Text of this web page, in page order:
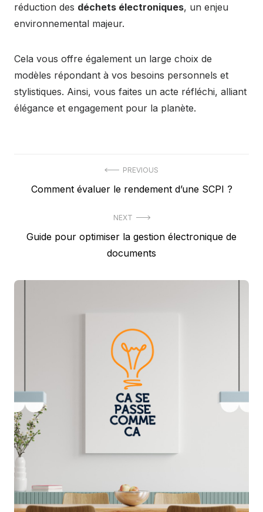
réduction des déchets électroniques, un enjeu
environnemental majeur.
Cela vous offre également un large choix de
modèles répondant à vos besoins personnels et
stylistiques. Ainsi, vous faites un acte réfléchi, alliant
élégance et engagement pour la planète.
PREVIOUS
Previous
Comment évaluer le rendement d’une SCPI ?
NEXT
Next
Guide pour optimiser la gestion électronique de
documents